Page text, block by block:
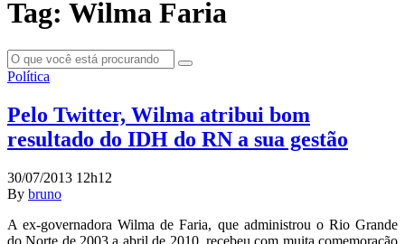
Tag: Wilma Faria
Política
Pelo Twitter, Wilma atribui bom
resultado do IDH do RN a sua gestão
30/07/2013 12h12
By bruno
A ex-governadora Wilma de Faria, que administrou o Rio Grande
do Norte de 2003 a abril de 2010, recebeu com muita comemoração